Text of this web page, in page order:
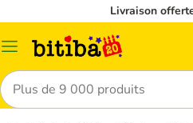
Livraison
Menu
Rechercher